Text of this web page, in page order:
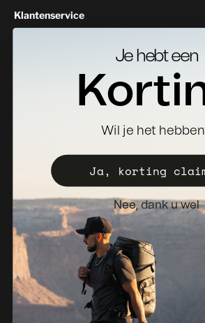
Klantenservice
Specificaties Downloads
Distributeur worden
Registreer uw valise
Verkoopbeleid
Nieuwsbrief
Nederland (EUR €)
Je hebt een
Wil je het
Ja, korting
Nee, dank u wel